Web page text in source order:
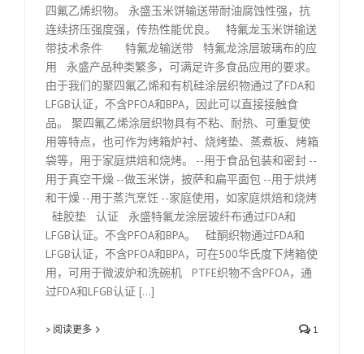
四氟乙烯织物。 永盛玉米饼输送带耐油腐蚀性强，抗
连续挤压强度强，传热性能优良。 特氟龙玉米饼输送
带技术条件 特氟龙输送带 特氟龙涂层玻璃布的应
用 永盛产品种类繁多，可满足许多食品应用的要求。
由于我们的聚四氟乙烯和有机硅涂层织物通过了FDA和
LFGB认证，不含PFOA和BPA，因此可以直接接触食
品。 聚四氟乙烯涂层织物具有不粘、耐热、可重复使
用等特点，也可作为烤箱炉衬、烧烤垫、蒸煮板、烤箱
袋等，用于家庭烘焙和烧烤。 --用于食品包装和密封 --
用于真空干燥 --做玉米饼，披萨和扁平面包 --用于烘烤
和干燥 --用于蒸汽烹饪 --家庭使用，如家庭烘焙和烧烤
硅胶垫 认证 永盛特氟龙涂层玻纤布通过FDA和
LFGB认证。不含PFOA和BPA。 硅酮织物通过FDA和
LFGB认证，不含PFOA和BPA，可在500华氏度下烤箱使
用，可用于微波炉和洗碗机 PTFE织物不含PFOA，通
过FDA和LFGB认证 [...]
> 阅读更多 1